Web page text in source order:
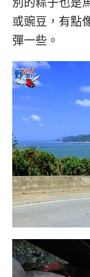
或豌豆，有點
彈一些。